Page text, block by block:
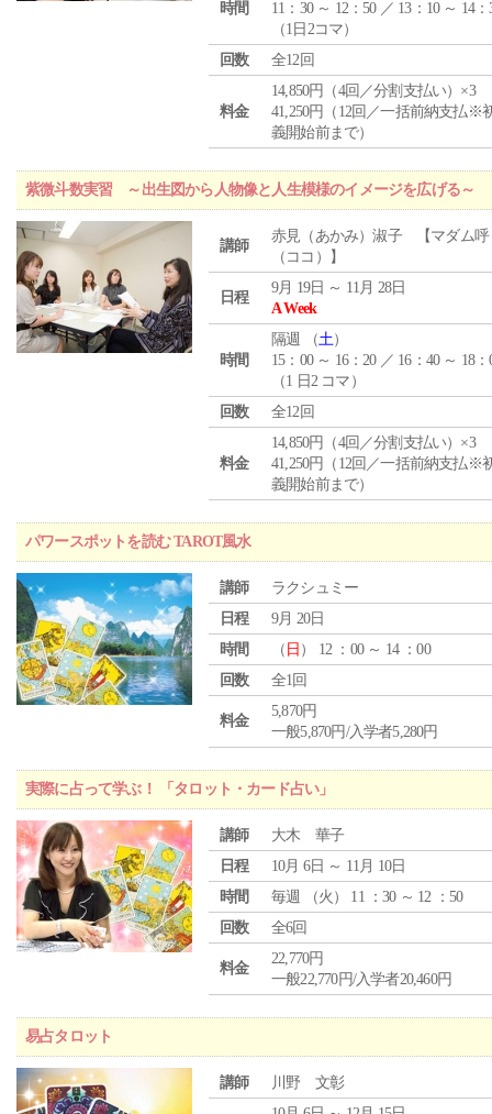
時間
11：30 ～ 12：50 ／ 13：10 ～ 14：
（1日2コマ）
回数
全12回
料金
14,850円（4回／分割支払い）×3
41,250円（12回／一括前納支払※
義開始前まで）
紫微斗数実習 ～出生図から人物像と人生模様のイメージを広げる～
講師
赤見（あかみ）淑子 【マダム呼
（ココ）】
日程
9月 19日 ～ 11月 28日
A Week
時間
隔週 （土）
15：00 ～ 16：20 ／ 16：40 ～ 18：
（1 日2 コマ）
回数
全12回
料金
14,850円（4回／分割支払い）×3
41,250円（12回／一括前納支払※
義開始前まで）
パワースポットを読む TAROT風水
講師
ラクシュミー
日程
9月 20日
時間
（ 日 ） 12 ：00 ～ 14 ：00
回数
全1回
料金
5,870円
一般5,870円/入学者5,280円
実際に占って学ぶ！ 「タロット・カード占い」
講師
大木 華子
日程
10月 6日 ～ 11月 10日
時間
毎週 （火 ） 11 ：30 ～ 12 ：50
回数
全6回
料金
22,770円
一般22,770円/入学者20,460円
易占タロット
講師 川野 文彰